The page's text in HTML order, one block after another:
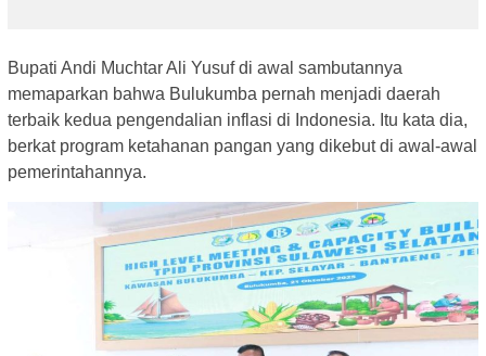
Bupati Andi Muchtar Ali Yusuf di awal sambutannya
memaparkan bahwa Bulukumba pernah menjadi daerah
terbaik kedua pengendalian inflasi di Indonesia. Itu kata dia,
berkat program ketahanan pangan yang dikebut di awal-awal
pemerintahannya.